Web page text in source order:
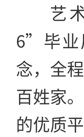
艺
6”毕业
念，全
百姓家
的优质